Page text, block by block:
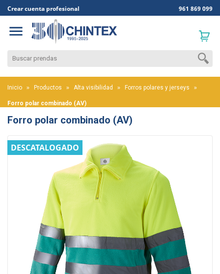
Crear cuenta profesional 961 869 099

Inicio Productos Alta visibilidad Forros polares y jerseys
Forro polar combinado (AV)
Forro polar combinado (AV)
DESCATALOGADO